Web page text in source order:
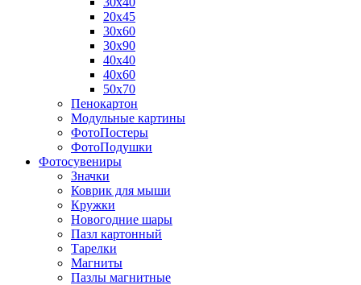
20х45
30х60
30х90
40х40
40х60
50х70
Пенокартон
Модульные картины
ФотоПостеры
ФотоПодушки
Фотоcувениры
Значки
Коврик для мыши
Кружки
Новогодние шары
Пазл картонный
Тарелки
Магниты
Пазлы магнитные